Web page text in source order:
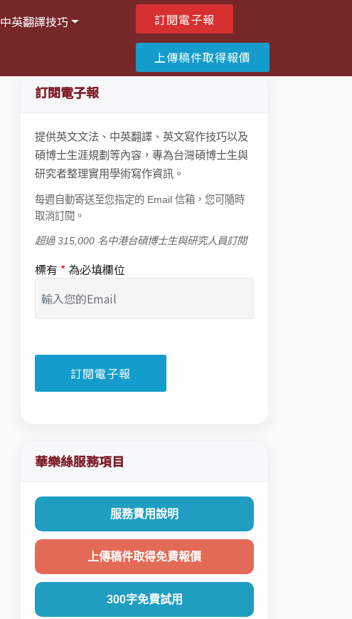
中英翻譯技巧
訂閱電子報
上傳稿件取得報價
訂閱電子報
提供英文文法、中英翻譯、英文寫作技巧以及
碩博士生涯規劃等內容，專為台灣碩博士生與
研究者整理實用學術寫作資訊。
每週自動寄送至您指定的 Email 信箱，您可隨時
取消訂閱。
超過 315,000 名中港台碩博士生與研究人員訂閱
標有 * 為必填欄位
華樂絲服務項目
服務費用說明
上傳稿件取得免費報價
300字免費試用